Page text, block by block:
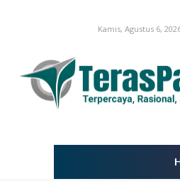
Kamis, Agustus 6,